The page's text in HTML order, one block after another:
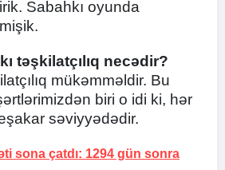
Sabahkı oyunda
təşkilatçılıq necədir?
mükəmməldir. Bu
biri o idi ki, hər
səviyyədədir.
sona çatdı: 1294 gün sonra